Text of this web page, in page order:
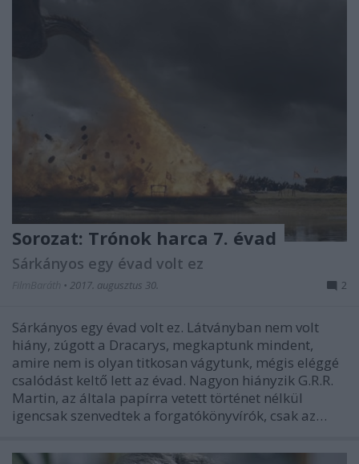
Sorozat: Trónok harca 7. évad
Sárkányos egy évad volt ez
• 2017. augusztus 30. 2
Sárkányos egy évad volt ez. Látványban nem volt
hiány, zúgott a Dracarys, megkaptunk mindent,
amire nem is olyan titkosan vágytunk, mégis eléggé
csalódást keltő lett az évad. Nagyon hiányzik G.R.R.
Martin, az általa papírra vetett történet nélkül
igencsak szenvedtek a forgatókönyvírók, csak az…